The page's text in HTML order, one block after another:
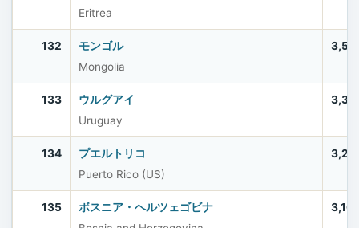
Eritrea
132
モンゴル
Mongolia
133
ウルグアイ
Uruguay
134
プエルトリコ
Puerto Rico (US)
135
ボスニア・ヘルツェゴビナ